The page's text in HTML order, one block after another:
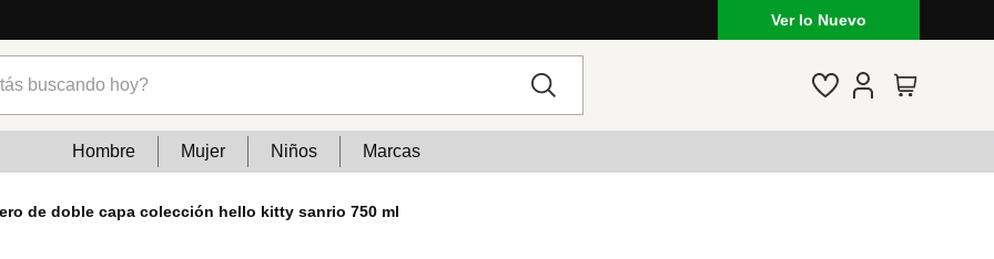
Ver lo Nuevo
Hombre Mujer Niños Marcas
de doble capa colección hello kitty sanrio 750 ml